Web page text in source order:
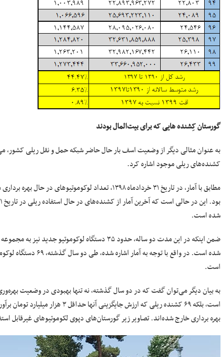
گورستان کِشنده هایی که برای بیت‌المال بودند
به عنوان مثالی دیگر از وضعیت اسف بار حال حاضر شبکه حمل و نقل ریلی کشور،
کشنده‌های ریلی موجود اشاره کرد.
شده است.
ضمن اینکه در این مدت دو ساله، حدود ۳۵ دستگاه
شده است. در واقع با توجه به
است.
به بیان دیگر می‌توان گفت که در دو سال گذشته، نه تنها بهبودی در وضعیت بهره‌وری
است، بلکه ۶۹ کشنده ریلی که ارزش جایگزینی
بهره برداری خارج شده‌اند. تصاویر زیر گورستان‌های دپوی لکوموتیوهای غیرقابل